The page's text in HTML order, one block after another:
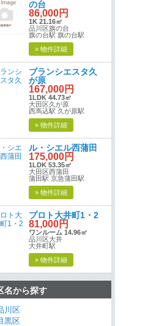
の台
86,000円
1K 21.16㎡
品川区旗の台
旗の台駅 旗の台駅
» 物件詳細
ブランシエスタ久
が原
167,000円
1LDK 44.73㎡
大田区久が原
西馬込駅 久が原駅
» 物件詳細
ル・シエル西蒲田
175,000円
1LDK 53.35㎡
大田区西蒲田
蒲田駅 京急蒲田駅
» 物件詳細
プロト大井町1・2
81,000円
ワンルーム 14.96㎡
品川区大井
大井町駅
» 物件詳細
名から探す
川区
黒区